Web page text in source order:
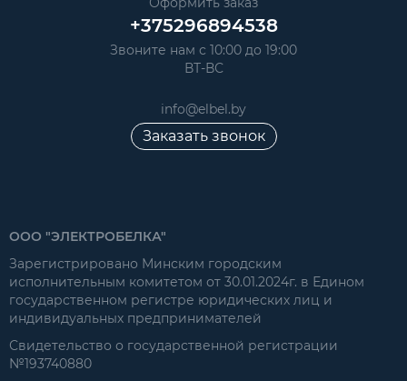
+375296894538
Звоните нам с 10:00 до 19:00
ВТ-ВС
info@elbel.by
Заказать звонок
ООО "ЭЛЕКТРОБЕЛКА"
Зарегистрировано Минским городским
исполнительным комитетом от 30.01.2024г. в Едином
государственном регистре юридических лиц и
индивидуальных предпринимателей
Свидетельство о государственной регистрации
№193740880